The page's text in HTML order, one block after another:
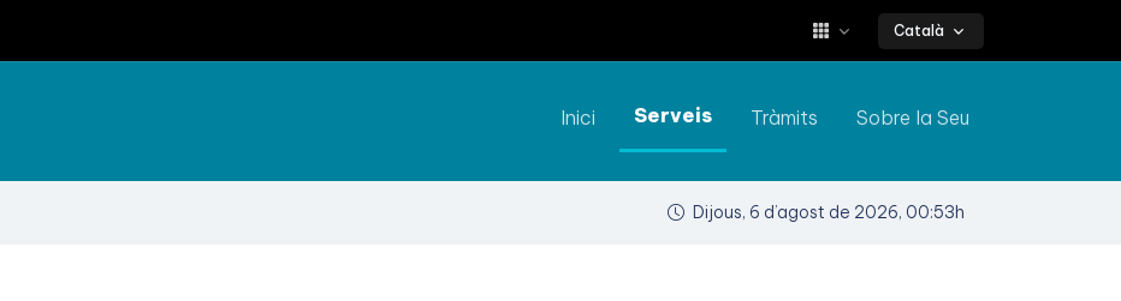
Català
Inici Serveis Tràmits Sobre la Seu
Dijous, 6 d’agost de 2026, 00:53h